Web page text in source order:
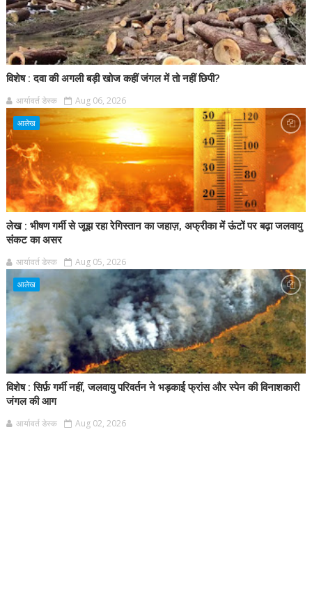
विशेष : दवा की अगली बड़ी खोज कहीं जंगल में तो नहीं छिपी?
आर्यावर्त डेस्क Aug 06, 2026
आलेख
लेख : भीषण गर्मी से जूझ रहा रेगिस्तान का जहाज़, अफ्रीका में ऊंटों पर बढ़ा जलवायु
संकट का असर
आर्यावर्त डेस्क Aug 05, 2026
आलेख
विशेष : सिर्फ़ गर्मी नहीं, जलवायु परिवर्तन ने भड़काई फ्रांस और स्पेन की विनाशकारी
जंगल की आग
आर्यावर्त डेस्क Aug 02, 2026